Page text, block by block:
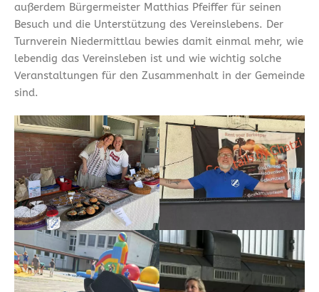
außerdem Bürgermeister Matthias Pfeiffer für seinen
Besuch und die Unterstützung des Vereinslebens. Der
Turnverein Niedermittlau bewies damit einmal mehr, wie
lebendig das Vereinsleben ist und wie wichtig solche
Veranstaltungen für den Zusammenhalt in der Gemeinde
sind.